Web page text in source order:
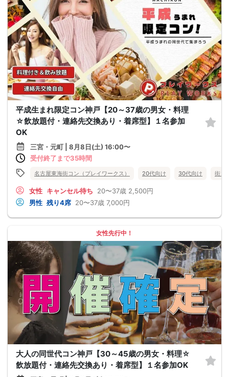
平成生まれ限定コン神戸【20～37歳の男女・料理
☆飲放題付・連絡先交換あり・着席型】１名参加
OK
三宮・元町 | 8月8日(土) 16:00〜
受付終了まで35時間
名古屋東海街コン（プレイワークス） 20代向け 30代向け 街コ
女性 キャンセル待ち 20〜37歳 2,500円
男性 残り4席 20〜37歳 7,000円
女性先行中！
大人の同世代コン神戸【30～45歳の男女・料理☆
飲放題付・連絡先交換あり・着席型】１名参加OK